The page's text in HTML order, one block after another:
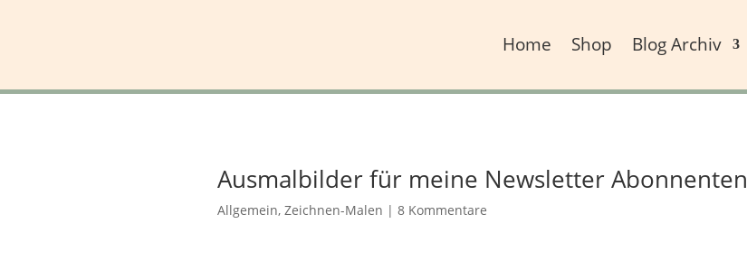
Home Shop Blog Archiv
Ausmalbilder für meine Newsletter Abonnenten
Allgemein, Zeichnen-Malen | 8 Kommentare